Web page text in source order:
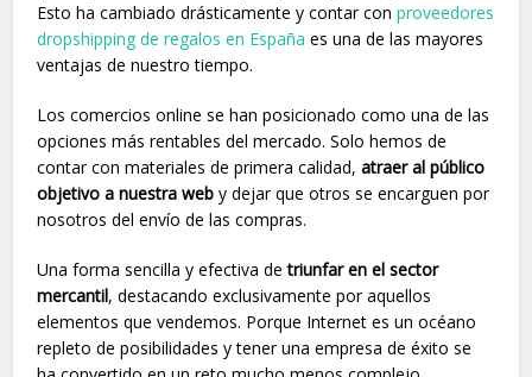
Esto ha cambiado drásticamente y contar conproveedores
dropshipping de regalos en España es una de las mayores
ventajas de nuestro tiempo.
Los comercios online se han posicionado como una de las
opciones más rentables del mercado. Solo hemos de
contar con materiales de primera calidad,atraer al público
objetivo a nuestra web y dejar que otros se encarguen por
nosotros del envío de las compras.
Una forma sencilla y efectiva detriunfar en el sector
mercantil, destacando exclusivamente por aquellos
elementos que vendemos. Porque Internet es un océano
repleto de posibilidades y tener una empresa de éxito se